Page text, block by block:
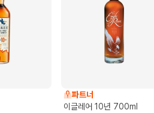
파트너
이글레어 10년 700ml